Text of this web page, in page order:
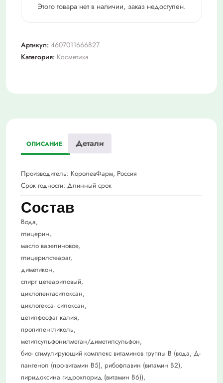
Этого товара нет в наличии, заказ недоступен.
Артикул: 4607011666827
Категория: Косметика
ОПИСАНИЕ Детали
Производитель: КоролевФарм, Россия
Срок годности: Длинный срок
Состав
Вода,
глицерин,
масло вазелиновое,
глицерилстеарат,
диметикон,
спирт цетеариловый,
циклопентасилоксан,
циклогекса- силоксан,
цетилфосфат калия,
пропиленгликоль,
метилсульфонилметан/диметилсульфон,
био- стимулирующий комплекс вита­минов группы В (вода, Д-
пантенол (про-витамин В5), рибофла­вин (витамин В2),
пиридоксина гидрохлорид (витамин В6)),